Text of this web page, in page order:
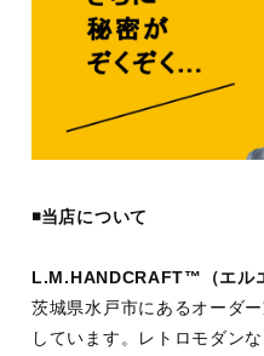
◾️当店について
L.M.HANDCRAFT™︎（エル
茨城県水戸市にあるオーダ
しています。レトロモダン